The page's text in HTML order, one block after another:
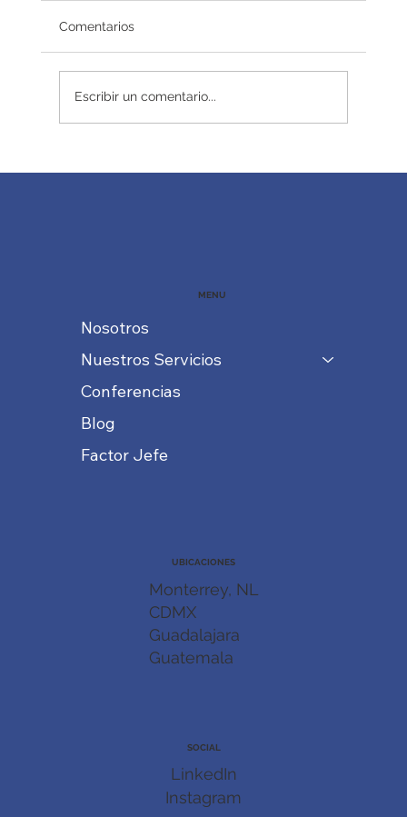
Comentarios
Escribir un comentario...
MENU
Nosotros
Nuestros Servicios
Conferencias
Blog
Factor Jefe
Monterrey, NL
CDMX
Guadalajara
Guatemala
UBICACIONES
LinkedIn
SOCIAL
Instagram